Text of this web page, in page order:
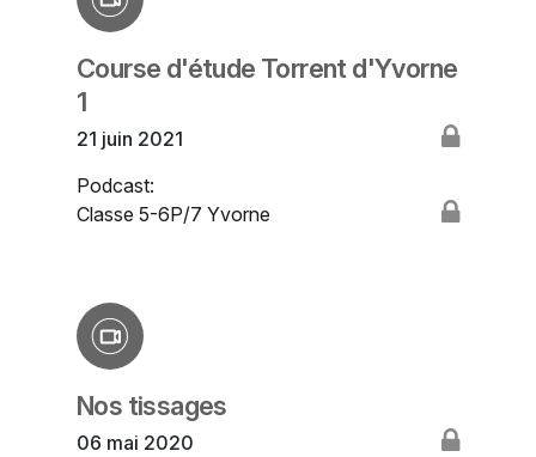
Course d'étude Torrent d'Yvorne
1
21 juin 2021
Podcast:
Classe 5-6P/7 Yvorne
Nos tissages
06 mai 2020